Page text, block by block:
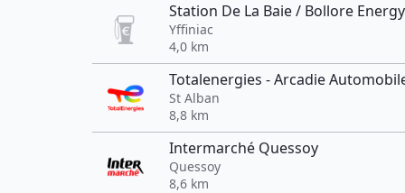
Station De La Baie / Bollore Energy
Yffiniac
4,0 km
Totalenergies - Arcadie
St Alban
8,8 km
Intermarché Quessoy
Quessoy
8,6 km